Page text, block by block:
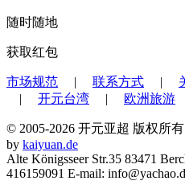
随时随地
获取红包
市场规范 | 联系方式 |
| 开元台湾 | 欧洲旅游
© 2005-2026 开元亚超 版权所
by kaiyuan.de
Alte Königsseer Str.35 83471
416159091 E-mail: